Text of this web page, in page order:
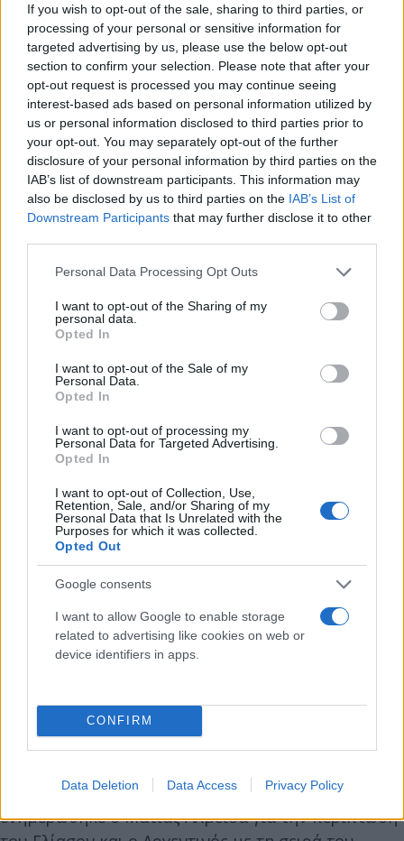
If you wish to opt-out of the sale, sharing to third parties, or
processing of your personal or sensitive information for
targeted advertising by us, please use the below opt-out
section to confirm your selection. Please note that after your
opt-out request is processed you may continue seeing
interest-based ads based on personal information utilized by
us or personal information disclosed to third parties prior to
your opt-out. You may separately opt-out of the further
disclosure of your personal information by third parties on the
IAB’s list of downstream participants. This information may
also be disclosed by us to third parties on the IAB’s List of
Downstream Participants that may further disclose it to other
Please note that this website/app uses one or more Google
not limited to your visit or usage behaviour. You may click to
grant or deny consent to Google and its third-party tags to
use your data for below specified purposes in below Google
consent section.
Personal Data Processing Opt Outs
I want to opt-out of the Sharing of my
personal data.
Opted In
I want to opt-out of the Sale of my
Personal Data.
Opted In
I want to opt-out of processing my
Personal Data for Targeted Advertising.
Opted In
I want to opt-out of Collection, Use,
Retention, Sale, and/or Sharing of my
Personal Data that Is Unrelated with the
Purposes for which it was collected.
Opted Out
Google consents
I want to allow Google to enable storage
related to advertising like cookies on web or
device identifiers in apps.
CONFIRM
Data Deletion Data Access Privacy Policy
Η ΑΕΚ αναζητούσε για μεγάλο διάστημα την
καλύτερη δυνατή λύση για τα άκρα και φαίνεται
πως τη βρήκε στο πρόσωπο του Νίκλας Ελίασον. Ο
Σουηδός εξτρέμ βρίσκεται ψηλά στη λίστα της
“Ενωσης” από το περασμένο καλοκαίρι και είχε
απασχολήσει και στο ξεκίνημα της τρέχουσας
μεταγραφικής περιόδου. Παρόλα αυτά, οι
απαιτήσεις της Νιμ φάνταζαν απαγορευτικές
τελευταία 24ωρα, όμως, έχει ανοίξει πάλι η
υπόθεση για την ΑΕΚ, η οποία προσφέρει πάνω από
2 εκατ. ευρώ στους Γάλλους και βρίσκεται πολύ
κοντά σε συμφωνία.
Σημαίνοντα ρόλο στην εξέλιξη της μεταγραφή του
Ελίασον παίζει η αποφασιστικότητα του Δημήτρη
Μελισσανίδη. Ο μεγαλομέτοχος της ΑΕΚ έδωσε
εντολή να ανοίξει διαπραγμάτευση για την αγορά
του Ελίασον, με τους “κιτρινόμαυρους” να
τον Σουηδό στην “Αγ. Σοφία”.
και από τις δύο πλευρές για συζητήσεις,
ενημερώθηκε ο Ματίας Αλμέιδα για την περίπτωση